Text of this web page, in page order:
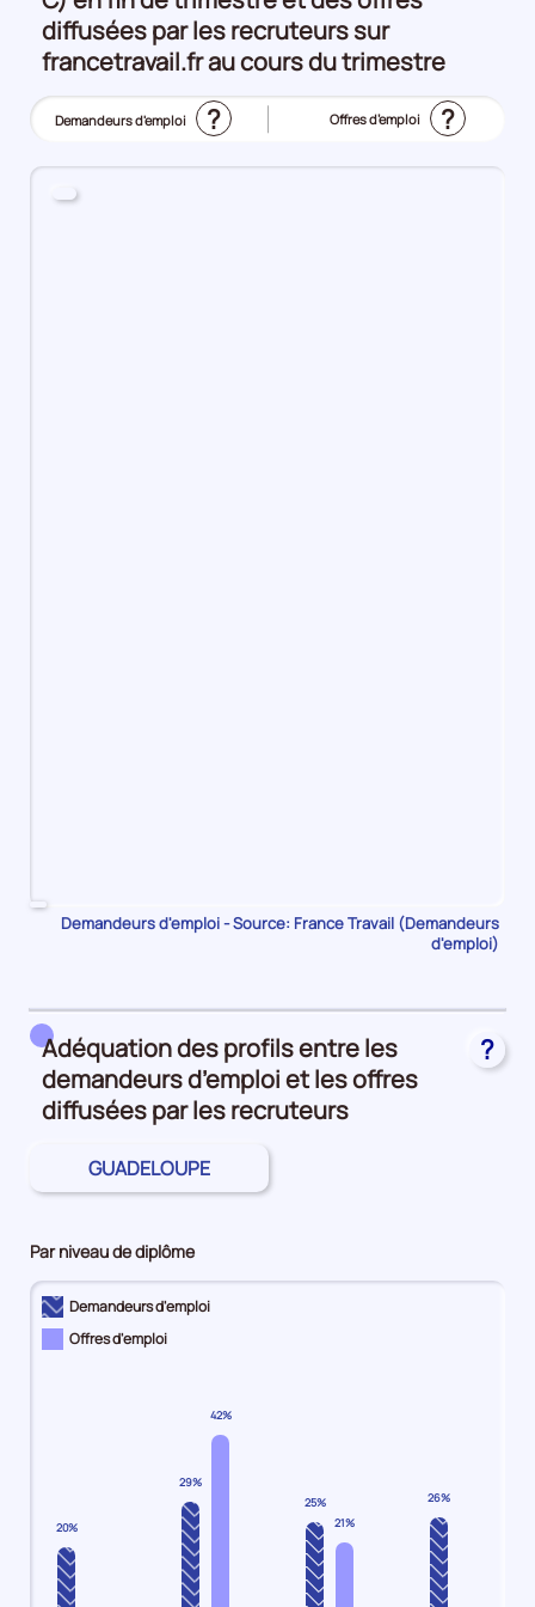
diffusées par les recruteurs sur
francetravail.fr au cours du trimestre
Demandeurs d'emploi
(Affichage ? Offres d’emploi ?
Pour
de
2023,
le
nombre
demandeurs
d'emploi
catégorie
B
et
demandeurs
d'emploi
disponibles
Demandeurs d'emploi - Source: France Travail (Demandeurs
d'emploi)
Adéquation des profils entre les
demandeurs d’emploi et les offres
diffusées par les recruteurs
?
GUADELOUPE
Par niveau de diplôme
Demandeurs d'emploi
Offres d'emploi
20%
29%
42%
25%
21%
26%